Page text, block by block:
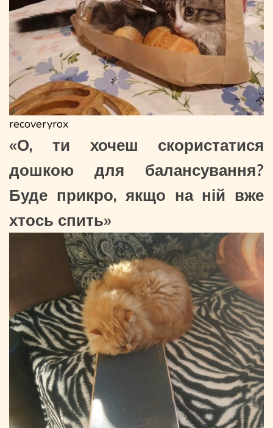
recoveryrox
«О, ти хочеш скористатися
дошкою для балансування?
Буде прикро, якщо на ній вже
хтось спить»